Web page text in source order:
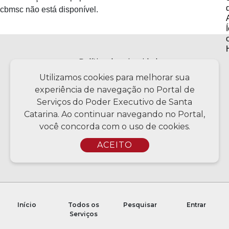
Início
Todos os
Serviços
Pesquisar Entrar
cbmsc não está disponível.
Política de privacidade
Copyright © 2026 Todos os Direitos Reservados SC - Governo de
Santa Catarina | Desenvolvimento - CIASC | Coordenação - SCTI
Utilizamos cookies para melhorar sua
experiência de navegação no Portal de
Serviços do Poder Executivo de Santa
Catarina. Ao continuar navegando no Portal,
você concorda com o uso de cookies.
ACEITO